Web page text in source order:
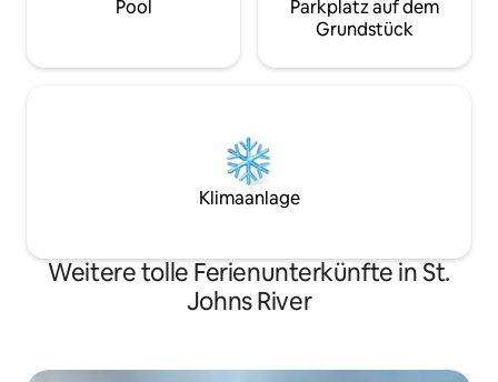
Pool
Parkplatz auf dem
Grundstück
Klimaanlage
Weitere tolle Ferienunterkünfte in St.
Johns River